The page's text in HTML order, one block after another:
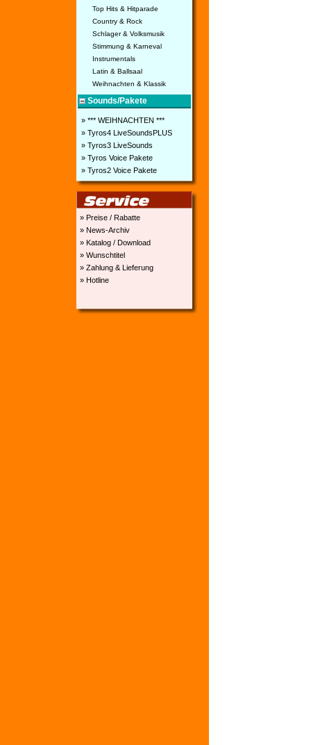
Top Hits & Hitparade
Country & Rock
Schlager & Volksmusik
Stimmung & Karneval
Instrumentals
Latin & Ballsaal
Weihnachten & Klassik
Sounds/Pakete
» *** WEIHNACHTEN ***
» Tyros4 LiveSoundsPLUS
» Tyros3 LiveSounds
» Tyros Voice Pakete
» Tyros2 Voice Pakete
» Preise / Rabatte
» News-Archiv
» Katalog / Download
» Wunschtitel
» Zahlung & Lieferung
» Hotline